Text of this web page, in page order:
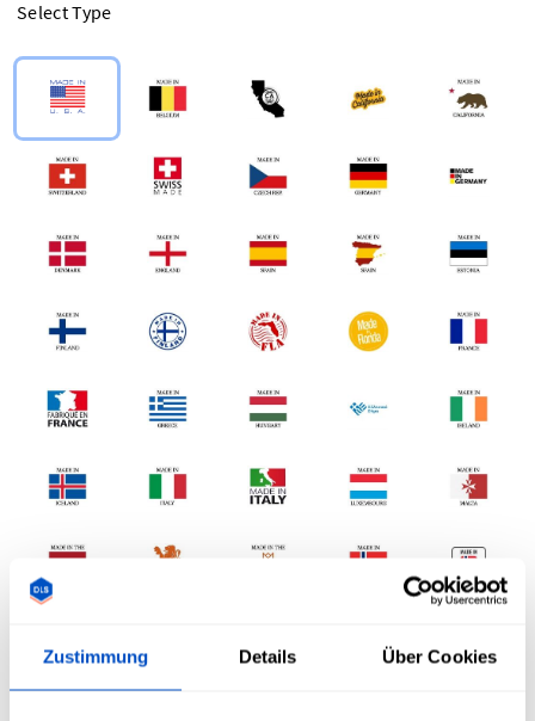
Zustimmung Details Über Cookies
Select Type